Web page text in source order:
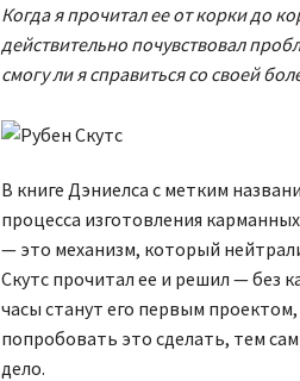
Когда я прочитал ее от корки до
действительно почувствовал
смогу ли я справиться со своей
В книге Дэниелса с метким
процесса изготовления
— это механизм, который
Скутс прочитал ее и решил — без
часы станут его первым
попробовать это сделать, тем
дело.